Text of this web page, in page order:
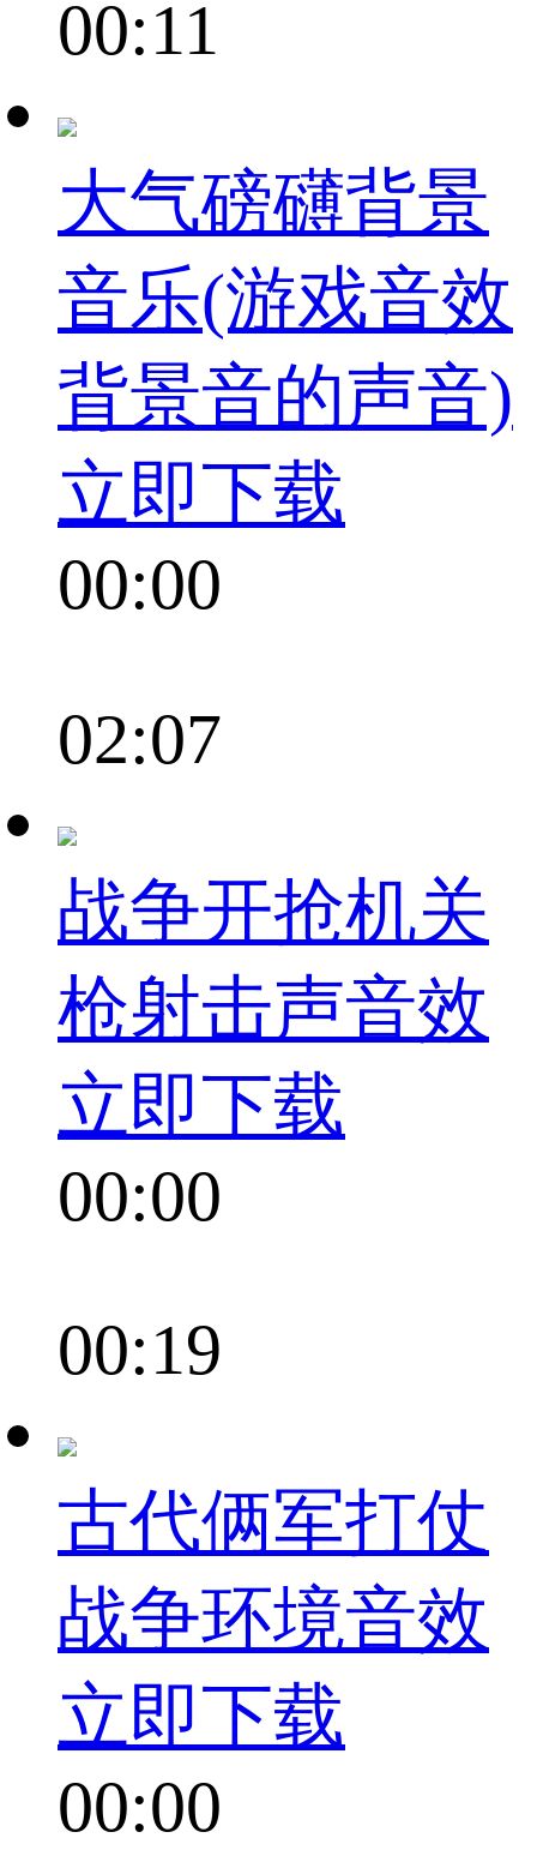
00:11
大气磅礴背景
音乐(游戏音效
背景音的声音)
立即下载
00:00
02:07
战争开抢机关
枪射击声音效
立即下载
00:00
00:19
古代俩军打仗
战争环境音效
立即下载
00:00